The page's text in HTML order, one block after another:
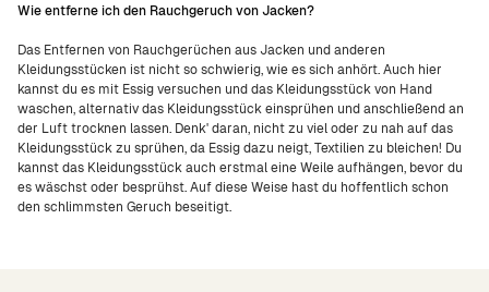
Wie entferne ich den Rauchgeruch von Jacken?
Das Entfernen von Rauchgerüchen aus Jacken und anderen
Kleidungsstücken ist nicht so schwierig, wie es sich anhört. Auch hier
kannst du es mit Essig versuchen und das Kleidungsstück von Hand
waschen, alternativ das Kleidungsstück einsprühen und anschließend an
der Luft trocknen lassen. Denk' daran, nicht zu viel oder zu nah auf das
Kleidungsstück zu sprühen, da Essig dazu neigt, Textilien zu bleichen! Du
kannst das Kleidungsstück auch erstmal eine Weile aufhängen, bevor du
es wäschst oder besprühst. Auf diese Weise hast du hoffentlich schon
den schlimmsten Geruch beseitigt.